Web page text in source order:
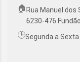
🏠 Rua Manuel dos
6230-476
🕒Segunda a Sexta